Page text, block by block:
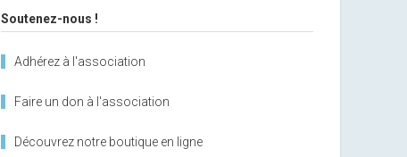
Soutenez-nous !
Adhérez à l'association
Faire un don à l'association
Découvrez notre boutique en ligne